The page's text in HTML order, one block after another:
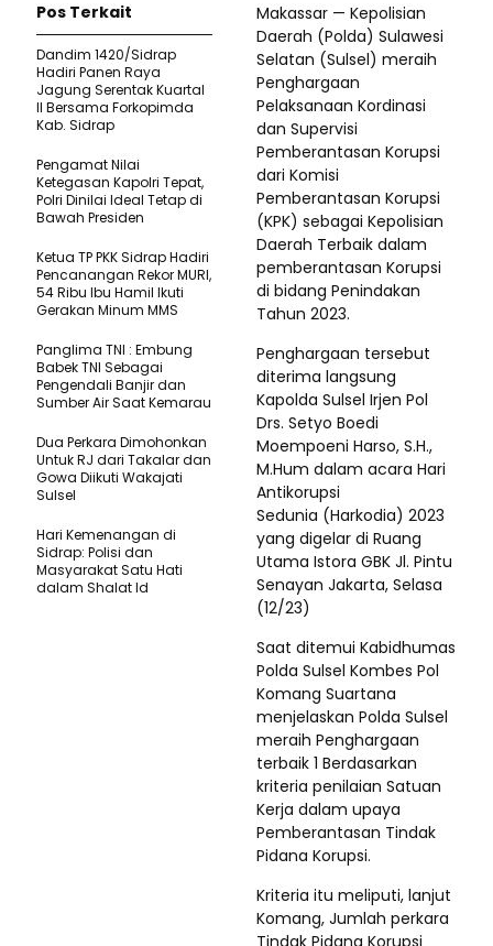
Makassar — Kepolisian
Daerah (Polda) Sulawesi
Selatan (Sulsel) meraih
Penghargaan
Pelaksanaan Kordinasi
dan Supervisi
Pemberantasan Korupsi
dari Komisi
Pemberantasan Korupsi
(KPK) sebagai Kepolisian
Daerah Terbaik dalam
pemberantasan Korupsi
di bidang Penindakan
Tahun 2023.
Penghargaan tersebut
diterima langsung
Kapolda Sulsel Irjen Pol
Drs. Setyo Boedi
Moempoeni Harso, S.H.,
M.Hum dalam acara Hari
Antikorupsi
Sedunia (Harkodia) 2023
yang digelar di Ruang
Utama Istora GBK Jl. Pintu
Senayan Jakarta, Selasa
(12/23)
Saat ditemui Kabidhumas
Polda Sulsel Kombes Pol
Komang Suartana
menjelaskan Polda Sulsel
meraih Penghargaan
terbaik 1 Berdasarkan
kriteria penilaian Satuan
Kerja dalam upaya
Pemberantasan Tindak
Pidana Korupsi.
Kriteria itu meliputi, lanjut
Komang, Jumlah perkara
Tindak Pidana Korupsi
Pos Terkait
Dandim 1420/Sidrap
Hadiri Panen Raya
Jagung Serentak Kuartal
II Bersama Forkopimda
Kab. Sidrap
Pengamat Nilai
Ketegasan Kapolri Tepat,
Polri Dinilai Ideal Tetap di
Bawah Presiden
Ketua TP PKK Sidrap Hadiri
Pencanangan Rekor MURI,
54 Ribu Ibu Hamil Ikuti
Gerakan Minum MMS
Panglima TNI : Embung
Babek TNI Sebagai
Pengendali Banjir dan
Sumber Air Saat Kemarau
Dua Perkara Dimohonkan
Untuk RJ dari Takalar dan
Gowa Diikuti Wakajati
Sulsel
Hari Kemenangan di
Sidrap: Polisi dan
Masyarakat Satu Hati
dalam Shalat Id